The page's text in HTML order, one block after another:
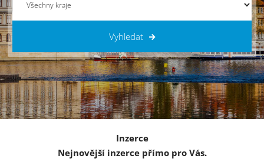
Vyhledat
Inzerce
Nejnovější inzerce přímo pro Vás.